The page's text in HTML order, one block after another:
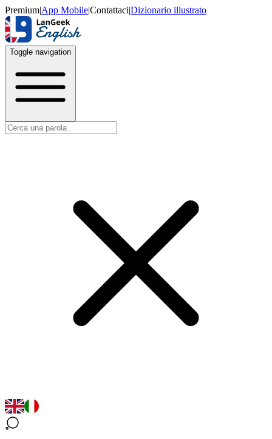
Premium|App Mobile|Contattaci|Dizionario illustrato
Toggle navigation